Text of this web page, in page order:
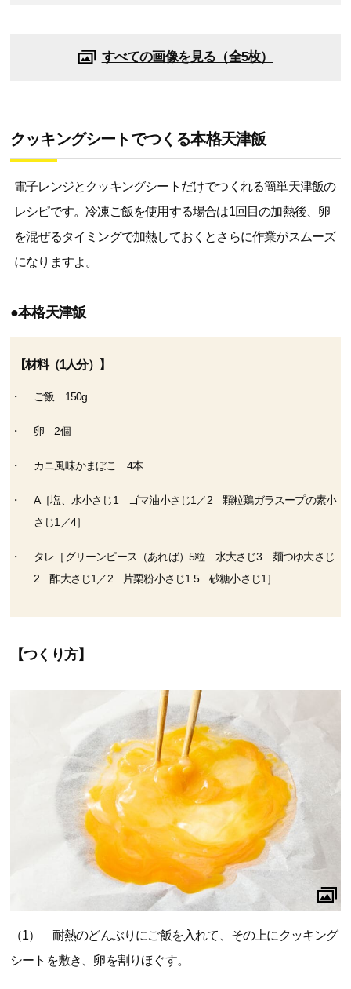
すべての画像を見る（全5枚）
クッキングシートでつくる本格天津飯
電子レンジとクッキングシートだけでつくれる簡単天津飯の
レシピです。冷凍ご飯を使用する場合は1回目の加熱後、卵
を混ぜるタイミングで加熱しておくとさらに作業がスムーズ
になりますよ。
●本格天津飯
【材料（1人分）】
ご飯 150g
卵 2個
カニ風味かまぼこ 4本
A［塩、水小さじ1 ゴマ油小さじ1／2 顆粒鶏ガラスープの素小
さじ1／4］
タレ［グリーンピース（あれば）5粒 水大さじ3 麺つゆ大さじ
2 酢大さじ1／2 片栗粉小さじ1.5 砂糖小さじ1］
【つくり方】
（1） 耐熱のどんぶりにご飯を入れて、その上にクッキング
シートを敷き、卵を割りほぐす。